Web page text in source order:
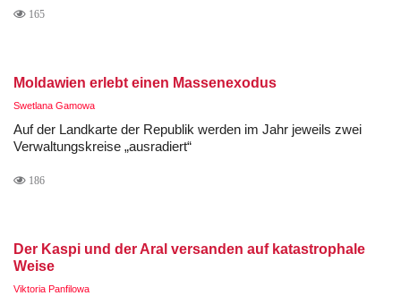
165
Moldawien erlebt einen Massenexodus
Swetlana Gamowa
Auf der Landkarte der Republik werden im Jahr jeweils zwei
Verwaltungskreise „ausradiert“
186
Der Kaspi und der Aral versanden auf katastrophale
Weise
Viktoria Panfilowa